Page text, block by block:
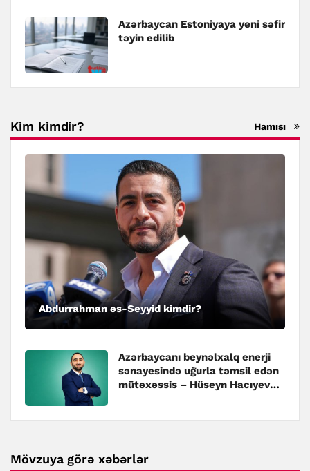
Azərbaycan Estoniyaya yeni səfir
təyin edilib
Kim kimdir? Hamısı
Abdurrahman əs-Seyyid kimdir?
Azərbaycanı beynəlxalq enerji
sənayesində uğurla təmsil edən
mütəxəssis – Hüseyn Hacıyev
Mövzuya görə xəbərlər